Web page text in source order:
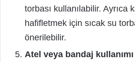
torbası kullanılabilir. Ayrıca
hafifletmek için sıcak su
önerilebilir.
Atel veya bandaj kullanımı